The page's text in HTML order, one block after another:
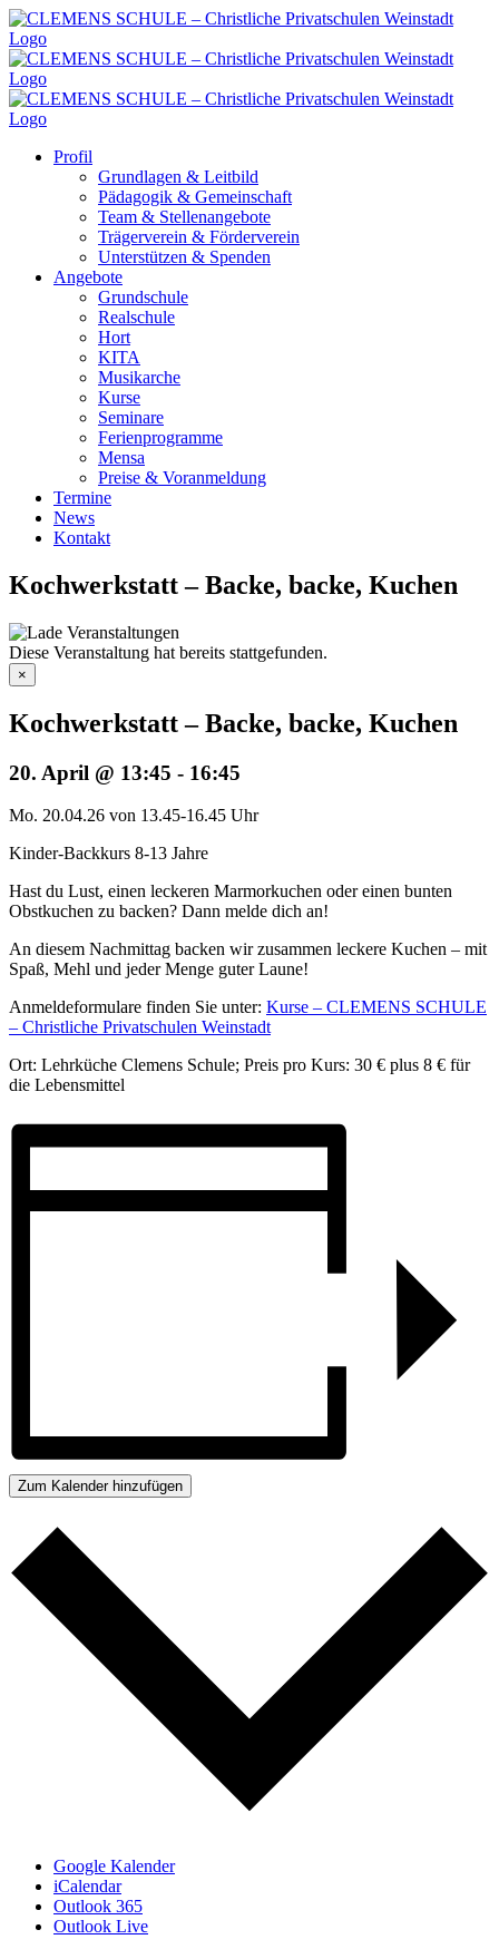
Zum
Inhalt
springen
Profil
Grundlagen & Leitbild
Pädagogik & Gemeinschaft
Team & Stellenangebote
Trägerverein & Förderverein
Unterstützen & Spenden
Angebote
Grundschule
Realschule
Hort
KITA
Musikarche
Kurse
Seminare
Ferienprogramme
Mensa
Preise & Voranmeldung
Termine
News
Kontakt
Kochwerkstatt – Backe, backe, Kuchen
Diese Veranstaltung hat bereits stattgefunden.
×
Kochwerkstatt – Backe, backe, Kuchen
20. April @ 13:45 - 16:45
Mo. 20.04.26 von 13.45-16.45 Uhr
Kinder-Backkurs 8-13 Jahre
Hast du Lust, einen leckeren Marmorkuchen oder einen bunten
Obstkuchen zu backen? Dann melde dich an!
An diesem Nachmittag backen wir zusammen leckere Kuchen – mit
Spaß, Mehl und jeder Menge guter Laune!
Anmeldeformulare finden Sie unter: Kurse – CLEMENS SCHULE
– Christliche Privatschulen Weinstadt
Ort: Lehrküche Clemens Schule; Preis pro Kurs: 30 € plus 8 € für
die Lebensmittel
Zum Kalender hinzufügen
Google Kalender
iCalendar
Outlook 365
Outlook Live